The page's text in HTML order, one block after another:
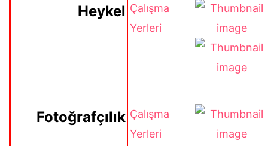
Heykel Çalışma
Yerleri
Fotoğrafçılık Çalışma
Yerleri